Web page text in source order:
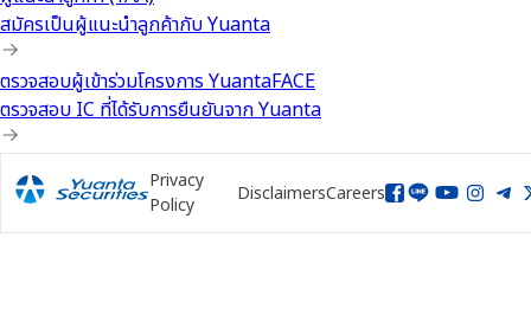
สมัครเป็นผู้แนะนำลูกค้ากับ Yuanta
ตรวจสอบผู้เข้าร่วมโครงการ YuantaFACE
ตรวจสอบ IC ที่ได้รับการยืนยันจาก Yuanta
Privacy
Policy
DisclaimersCareers